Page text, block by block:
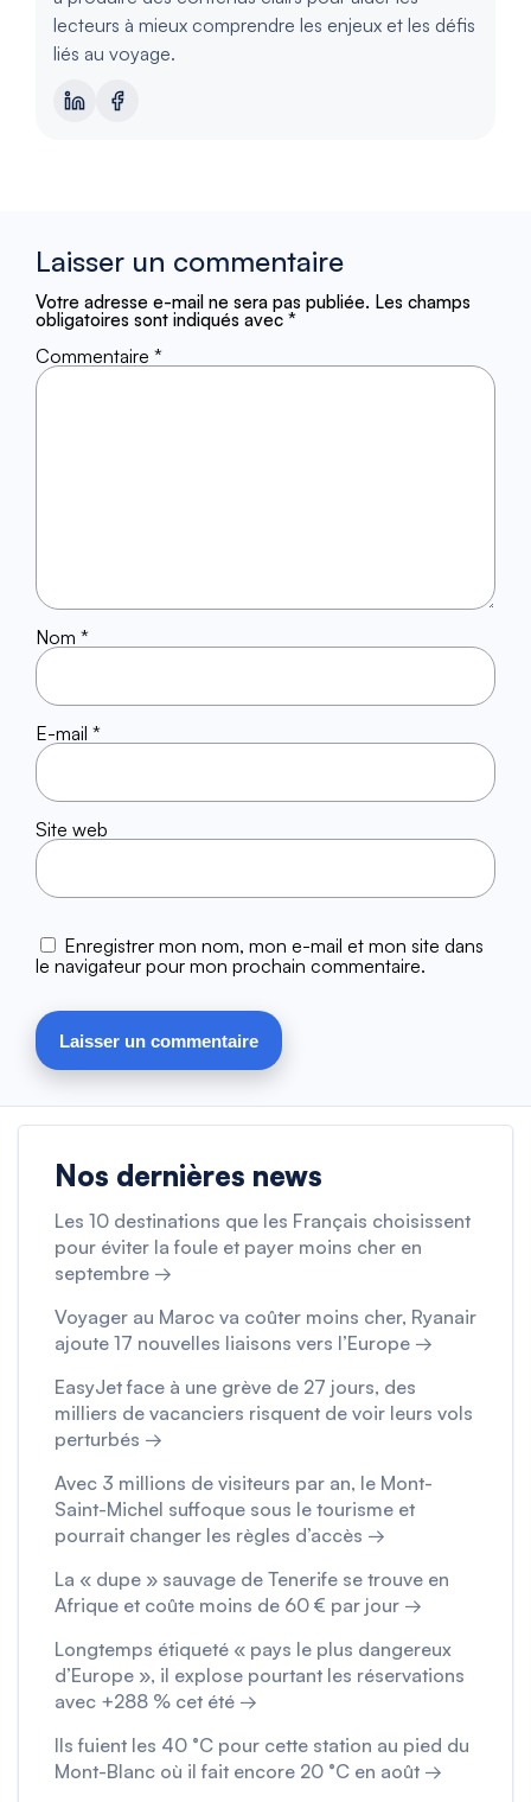
lecteurs à mieux comprendre les enjeux et les défis
liés au voyage.
Laisser un commentaire
Votre adresse e-mail ne sera pas publiée. Les champs
obligatoires sont indiqués avec *
Commentaire *
Nom *
E-mail *
Site web
Enregistrer mon nom, mon e-mail et mon site dans
le navigateur pour mon prochain commentaire.
Nos dernières news
Les 10 destinations que les Français choisissent
pour éviter la foule et payer moins cher en
septembre →
Voyager au Maroc va coûter moins cher, Ryanair
ajoute 17 nouvelles liaisons vers l’Europe →
EasyJet face à une grève de 27 jours, des
milliers de vacanciers risquent de voir leurs vols
perturbés →
Avec 3 millions de visiteurs par an, le Mont-
Saint-Michel suffoque sous le tourisme et
pourrait changer les règles d’accès →
La « dupe » sauvage de Tenerife se trouve en
Afrique et coûte moins de 60 € par jour →
Longtemps étiqueté « pays le plus dangereux
d’Europe », il explose pourtant les réservations
avec +288 % cet été →
Ils fuient les 40 °C pour cette station au pied du
Mont-Blanc où il fait encore 20 °C en août →